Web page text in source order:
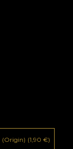
(Origin) (1,90 €)